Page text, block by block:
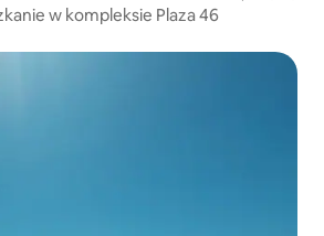
w kompleksie Plaza 46